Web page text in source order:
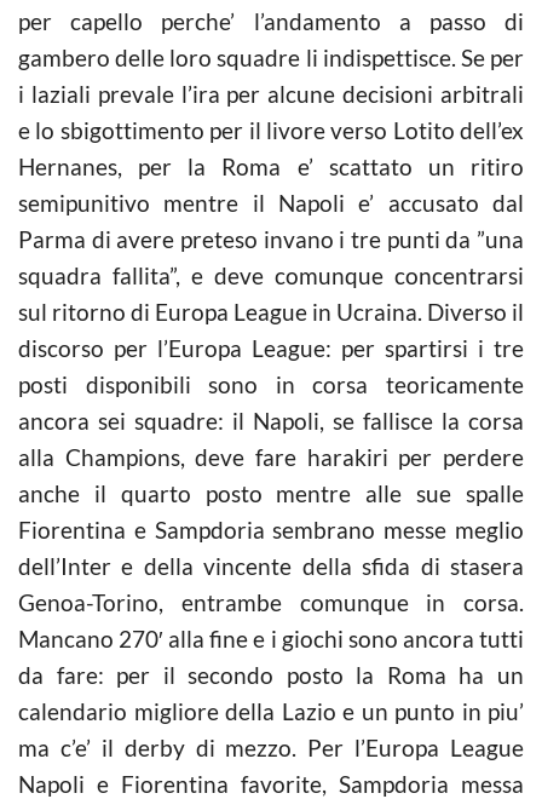
per capello perche’ l’andamento a passo di
gambero delle loro squadre li indispettisce. Se per
i laziali prevale l’ira per alcune decisioni arbitrali
e lo sbigottimento per il livore verso Lotito dell’ex
Hernanes, per la Roma e’ scattato un ritiro
semipunitivo mentre il Napoli e’ accusato dal
Parma di avere preteso invano i tre punti da ”una
squadra fallita”, e deve comunque concentrarsi
sul ritorno di Europa League in Ucraina. Diverso il
discorso per l’Europa League: per spartirsi i tre
posti disponibili sono in corsa teoricamente
ancora sei squadre: il Napoli, se fallisce la corsa
alla Champions, deve fare harakiri per perdere
anche il quarto posto mentre alle sue spalle
Fiorentina e Sampdoria sembrano messe meglio
dell’Inter e della vincente della sfida di stasera
Genoa-Torino, entrambe comunque in corsa.
Mancano 270′ alla fine e i giochi sono ancora tutti
da fare: per il secondo posto la Roma ha un
calendario migliore della Lazio e un punto in piu’
ma c’e’ il derby di mezzo. Per l’Europa League
Napoli e Fiorentina favorite, Sampdoria messa